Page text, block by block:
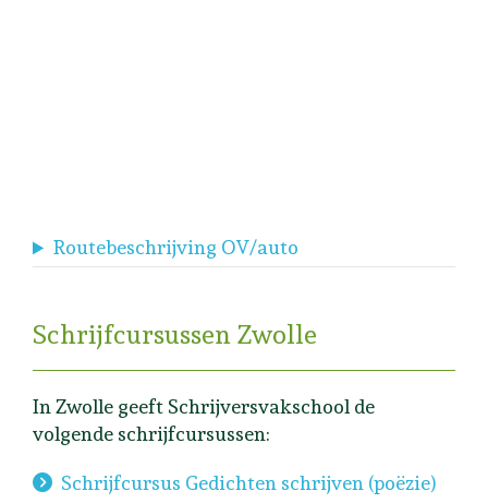
Routebeschrijving OV/auto
Schrijfcursussen Zwolle
In Zwolle geeft Schrijversvakschool de
volgende schrijfcursussen:
Schrijfcursus Gedichten schrijven (poëzie)